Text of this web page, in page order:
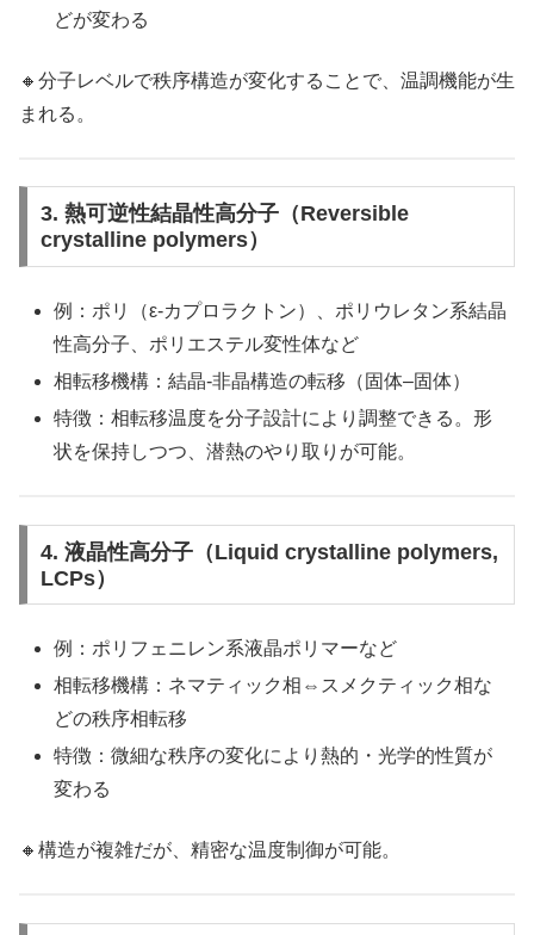
どが変わる
🔸分子レベルで秩序構造が変化することで、温調機能が生
まれる。
3. 熱可逆性結晶性高分子（Reversible
crystalline polymers）
例：ポリ（ε-カプロラクトン）、ポリウレタン系結晶
性高分子、ポリエステル変性体など
相転移機構：結晶-非晶構造の転移（固体–固体）
特徴：相転移温度を分子設計により調整できる。形
状を保持しつつ、潜熱のやり取りが可能。
4. 液晶性高分子（Liquid crystalline polymers,
LCPs）
例：ポリフェニレン系液晶ポリマーなど
相転移機構：ネマティック相⇔スメクティック相な
どの秩序相転移
特徴：微細な秩序の変化により熱的・光学的性質が
変わる
🔸構造が複雑だが、精密な温度制御が可能。